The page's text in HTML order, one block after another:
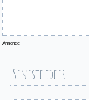
Annonce:
Seneste ideer